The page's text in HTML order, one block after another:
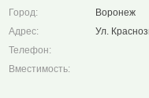
Город:
Воронеж
Адрес:
Ул.
Телефон:
Вместимость: